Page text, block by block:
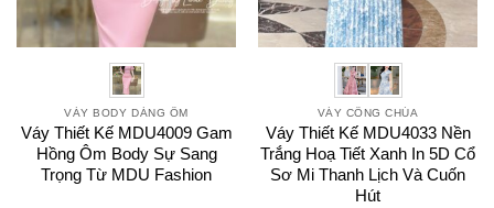
VÁY BODY DÁNG ÔM
Váy Thiết Kế MDU4009 Gam
Hồng Ôm Body Sự Sang
Trọng Từ MDU Fashion
VÁY CÔNG CHÚA
Váy Thiết Kế MDU4033 Nền
Trắng Hoạ Tiết Xanh In 5D Cổ
Sơ Mi Thanh Lịch Và Cuốn
Hút